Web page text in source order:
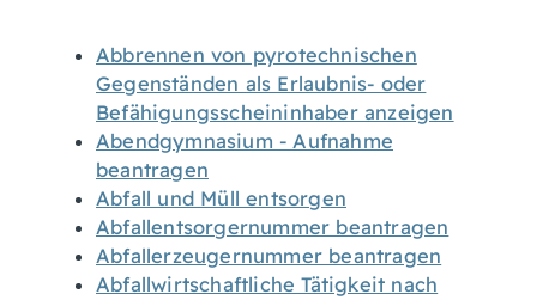
Abbrennen von pyrotechnischen
Gegenständen als Erlaubnis- oder
Befähigungsscheininhaber anzeigen
Abendgymnasium - Aufnahme
beantragen
Abfall und Müll entsorgen
Abfallentsorgernummer beantragen
Abfallerzeugernummer beantragen
Abfallwirtschaftliche Tätigkeit nach